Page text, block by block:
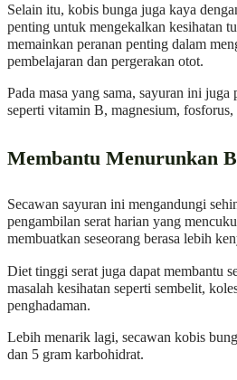
Selain itu, kobis bunga juga kaya
penting untuk mengekalkan kesihatan
memainkan peranan penting dalam
pembelajaran dan pergerakan otot.
Pada masa yang sama, sayuran ini
seperti vitamin B, magnesium, fosforus,
Membantu Menurunkan
Secawan sayuran ini mengandungi
pengambilan serat harian yang
membuatkan seseorang berasa lebih
Diet tinggi serat juga dapat membantu
masalah kesihatan seperti sembelit,
penghadaman.
Lebih menarik lagi, secawan kobis
dan 5 gram karbohidrat.